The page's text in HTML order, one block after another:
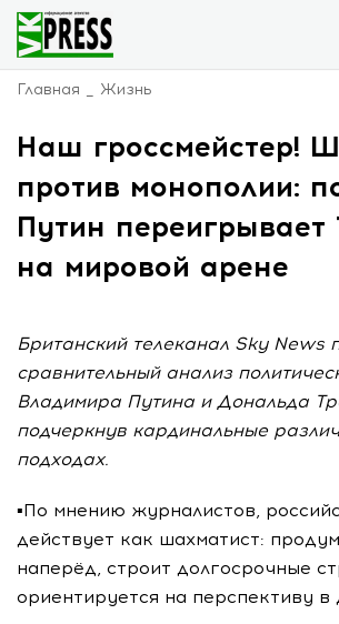
Главная Жизнь
Наш гроссмейстер!
против монополии:
Путин переигрывает
на мировой арене
Британский телеканал Sky News
сравнительный анализ
Владимира Путина и Дональда
подчеркнув кардинальные
подходах.
▪️По мнению журналистов,
действует как шахматист:
наперёд, строит долгосрочные
ориентируется на перспективу в